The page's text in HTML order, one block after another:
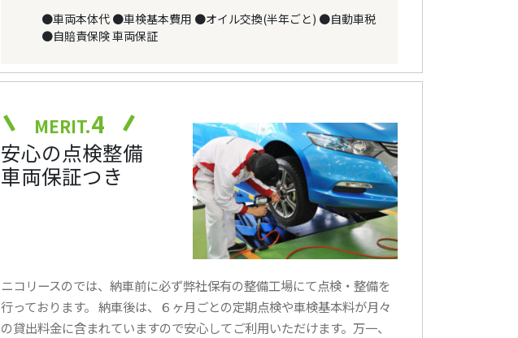
●車両本体代 ●車検基本費用 ●オイル交換(半年ごと) ●自動車税
●自賠責保険車両保証
MERIT.4
安心の点検整備
車両保証つき
ニコリースのでは、納車前に必ず弊社保有の整備工場にて点検・整備を
行っております。 納車後は、６ヶ月ごとの定期点検や車検基本料が月々
の貸出料金に含まれていますので安心してご利用いただけます。万一、